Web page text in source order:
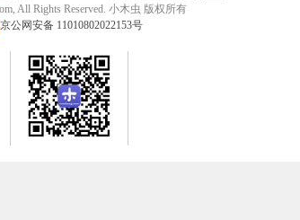
All Rights Reserved. 小木虫 版权所有
京公网安备 11010802022153号